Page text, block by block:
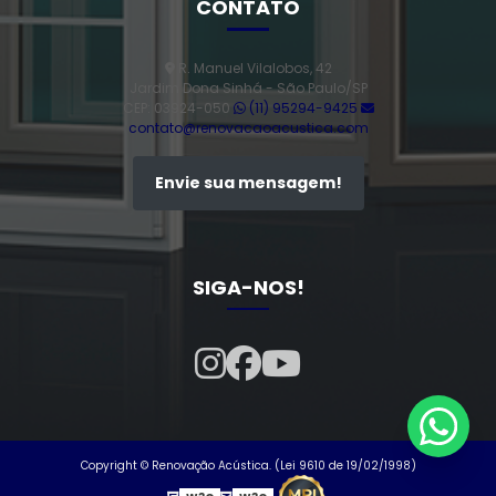
Esquadrias de Alumínio Sob Medida: Estilo e
Esquadrias de Alumínio Sob Medida: Estilo,
Durabilidade e Funcionalidade para sua Casa
Esquadrias de Alumínio Sob Medida: Melhore Seu
Espaço e Sua Qualidade de Vida
Esquadrias de Alumínio Sob Medida: Soluções
Personalizadas para Transformar Seu Espaço
Espaços com Estilo e Funcionalidade
Esquadrias de Alumínio Sob Medida: Vantagens para
Esquadrias de Alumínio: Soluções Eficazes para
CONTATO
R. Manuel Vilalobos, 42
Jardim Dona Sinhá - São Paulo/SP
CEP: 03924-050
(11) 95294-9425
contato@renovacaoacustica.com
Envie sua mensagem!
SIGA-NOS!
Copyright © Renovação Acústica. (Lei 9610 de 19/02/1998)